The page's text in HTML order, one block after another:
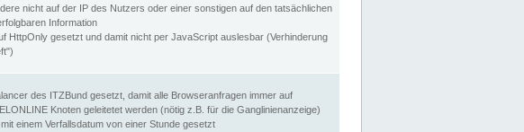
nicht auf der IP des Nutzers oder einer sonstigen auf den tatsächlichen
Information
HttpOnly gesetzt und damit nicht per JavaScript auslesbar (Verhinderung
des ITZBund gesetzt, damit alle Browseranfragen immer auf
Knoten geleitetet werden (nötig z.B. für die Ganglinienanzeige)
einem Verfallsdatum von einer Stunde gesetzt